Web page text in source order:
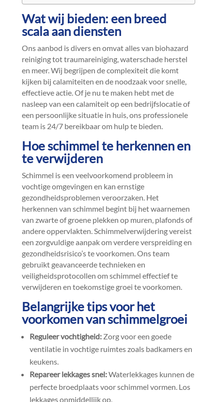
Wat wij bieden: een breed
scala aan diensten
Ons aanbod is divers en omvat alles van biohazard
reiniging tot traumareiniging, waterschade herstel
en meer.​ Wij begrijpen de complexiteit die komt
kijken bij calamiteiten en de noodzaak voor snelle,
effectieve actie.​ Of je nu te maken hebt met de
nasleep van een calamiteit op een bedrijfslocatie of
een persoonlijke situatie in huis, ons professionele
team is 24/7 bereikbaar om hulp te bieden.​
Hoe schimmel te herkennen en
te verwijderen
Schimmel is een veelvoorkomend probleem in
vochtige omgevingen en kan ernstige
gezondheidsproblemen veroorzaken.​ Het
herkennen van schimmel begint bij het waarnemen
van zwarte of groene plekken op muren, plafonds of
andere oppervlakten.​ Schimmelverwijdering vereist
een zorgvuldige aanpak om verdere verspreiding en
gezondheidsrisico’s te voorkomen.​ Ons team
gebruikt geavanceerde technieken en
veiligheidsprotocollen om schimmel effectief te
verwijderen en toekomstige groei te voorkomen.​
Belangrijke tips voor het
voorkomen van schimmelgroei
Reguleer vochtigheid:Zorg voor een goede
ventilatie in vochtige ruimtes zoals badkamers en
keukens.​
Repareer lekkages snel:Waterlekkages kunnen de
perfecte broedplaats voor schimmel vormen.​ Los
lekkages onmiddellijk op.​